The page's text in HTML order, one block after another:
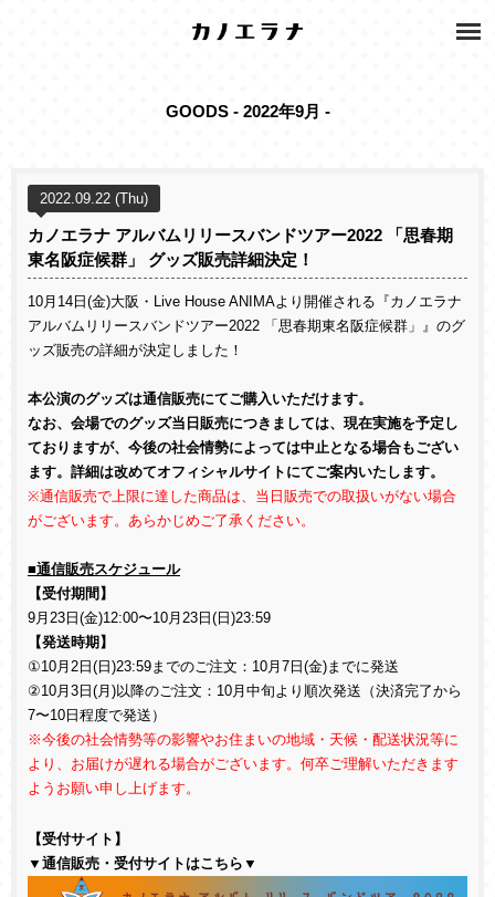
GOODS - 2022年9月 -
2022.09.22 (Thu)
カノエラナ アルバムリリースバンドツアー2022 「思春期
東名阪症候群」 グッズ販売詳細決定！
10月 14 日 (金)大阪・ Live House ANIMAより開催される『カノエラナ
アルバムリリースバンドツアー2022
「思春期東名阪症候群」』のグ
ッズ販売の詳細が決定しました！
本公演のグッズは通信販売にてご購入いただけます。
なお、会場でのグッズ当日販売につきましては、現在実施を予定し
ておりますが、今後の社会情勢によっては中止となる場合もござい
ます。詳細は改めてオフィシャルサイトにてご案内いたします。
※通信販売で上限に達した商品は、当日販売での取扱いがない場合
がございます。あらかじめご了承ください。
■通信販売スケジュール
【受付期間】
9月 23 日 (金)12:00〜10月 23 日 ( 日 )23:59
【発送時期】
①10月 2 日 ( 日 )23:59までのご注文： 10月 7 日 (金)までに発送
②10月 3 日 (月 )以降のご注文： 10月中旬より順次発送（決済完了から
7〜10 日程度で発送）
※今後の社会情勢等の影響やお住まいの地域・天候・配送状況等に
より、お届けが遅れる場合がございます。何卒ご理解いただきます
ようお願い申し上げます。
【受付サイト】
▼通信販売・受付サイトはこちら▼